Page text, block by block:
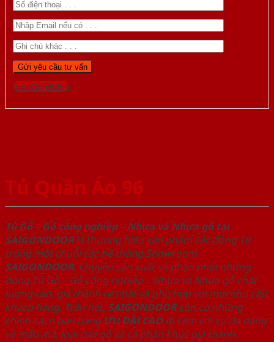
Gọi 0976.169.864
Tủ Quần Áo 96
Tủ Gỗ – Gỗ công nghiêp – Nhựa và Nhựa gỗ tại
SAIGONDOORlà thương hiệu sản phẩm các dòng Tủ
trong một chuỗi các hệ thống Showroom
SAIGONDOOR. Chuyên sản xuất và phân phối những
dòng Tủ Gỗ – Gỗ công nghiêp – Nhựa và Nhựa gỗ chất
lượng cao, giá thành rẻ nhất và phù hợp với mọi nhu cầu
khách hàng. Trên hết, SAIGONDOORcòn có những
chính sách bán hàng ƯU ĐÃI CAOđi kèm với sự đa dạng
về mẫu mã, loại cửa gỗ và cả phân khúc giá thành.